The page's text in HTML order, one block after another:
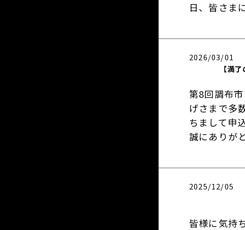
日、皆さま
2026/03/01
【満
第8回調布
げさまで多
ちまして申
誠にありが
2025/12/05
皆様に気持